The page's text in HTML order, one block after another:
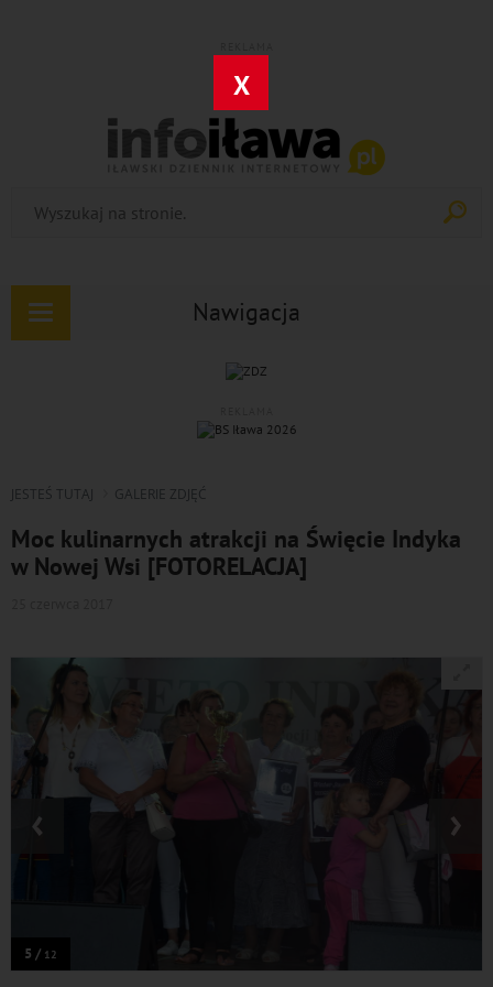
X
Nawigacja
Rozwiń
JESTEŚ TUTAJ GALERIE ZDJĘĆ
Moc kulinarnych atrakcji na Święcie Indyka
w Nowej Wsi [FOTORELACJA]
5 / 12
‹ ›